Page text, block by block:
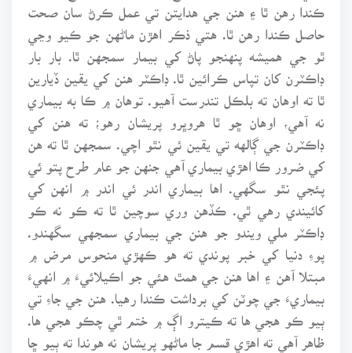
ڪندا رهن ٿا ۽ هنن جي هدايتن تي عمل ڪرڻ سان صحت
حاصل ڪندا رهن ٿا. هتي ذڪر اهڙن ماڻهن جو ڪيو وڃي
ٿو جي هميشه پنهنجو پاڻ کي بيمار سمجهن ٿا. بار بار
ڊاڪٽرن کان تپاس ڪرائين ٿا. ڊاڪٽر هنن کي يقين ڏيارين
ٿا ته اوهان ته بلڪل تندرست آهيو. توهان ۾ ڪا به بيماري
نه آهي، اوهان ڇو ٿا هروڀرو پريشان رهو؛ ته هنن کي
ڊاڪٽرن جي ڳالهه تي يقين ئي نٿو اچي. سمجهن ٿا ته هن
کي ضرور ڪا اهڙي بيماري آهي جنهن جو عام طرح پتو ئي
پئجي نٿو سگهي. اها بيماري اندر ئي اندر ۾ انهن کي
کائيندي رهي ٿي. ڪڏهن وري سوچين ٿا ته ڪو نه ڪو
ڊاڪٽر ملي ويندو جو هنن جي بيماري سمجهي سگهندو.
پوءِ دنيا کي خبر پوندي ته هو ڪهڙي منحوس مرض ۾
مبتلا آهن ۽ اها هنن جي همٿ هئي جو اڪيلائيءَ ۾ انهيءَ
بيماريءَ جي چوٽن کي برداشت ڪندا رهيا. هنن جي جاءِ تي
ٻيو ڪو هجي ها ته ڪيترو اڳ ۾ ختم ٿي چڪو هجي ها.
ظاهر آهي ته اهڙي قسم جا ماڻهو پريشان نه هوندا ته ٻيو ڇا